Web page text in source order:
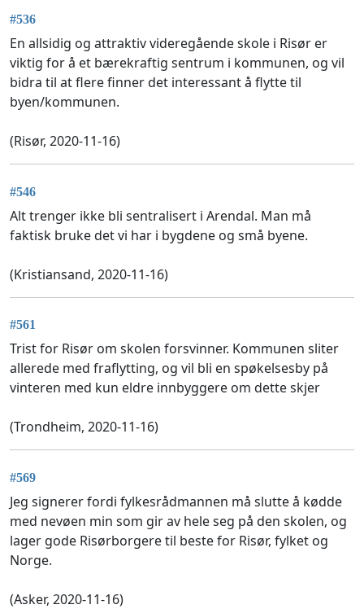
#536
En allsidig og attraktiv videregående skole i Risør er
viktig for å et bærekraftig sentrum i kommunen, og vil
bidra til at flere finner det interessant å flytte til
byen/kommunen.
(Risør, 2020-11-16)
#546
Alt trenger ikke bli sentralisert i Arendal. Man må
faktisk bruke det vi har i bygdene og små byene.
(Kristiansand, 2020-11-16)
#561
Trist for Risør om skolen forsvinner. Kommunen sliter
allerede med fraflytting, og vil bli en spøkelsesby på
vinteren med kun eldre innbyggere om dette skjer
(Trondheim, 2020-11-16)
#569
Jeg signerer fordi fylkesrådmannen må slutte å kødde
med nevøen min som gir av hele seg på den skolen, og
lager gode Risørborgere til beste for Risør, fylket og
Norge.
(Asker, 2020-11-16)